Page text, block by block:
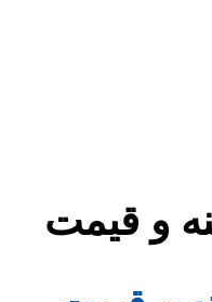
و قیمت